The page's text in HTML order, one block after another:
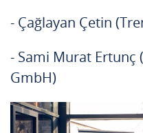
- Çağlayan Çetin
- Sami Murat Ertunç
GmbH)